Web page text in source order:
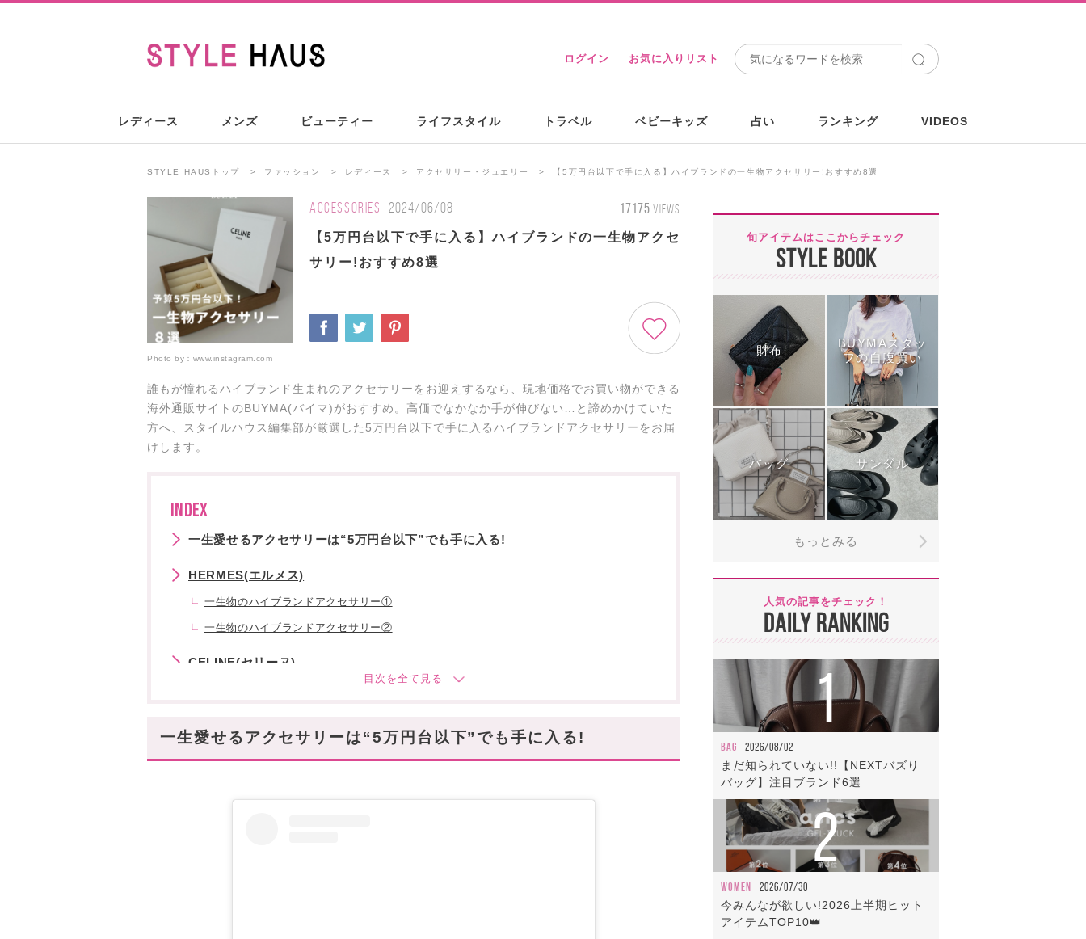
ログイン お気に入りリスト
レディース メンズ ビューティー ライフスタイル トラベル ベビーキッズ 占い ランキング VIDEOS
STYLE HAUSトップ ファッション レディース アクセサリー・ジュエリー 【5万円台以下で手に入る】ハイブランドの一生物アクセサリー!おすすめ8選
ACCESSORIES 2024/06/08 17175 VIEWS
【5万円台以下で手に入る】ハイブランドの一生物アクセ
サリー!おすすめ8選
Photo by： www.instagram.com
誰もが憧れるハイブランド生まれのアクセサリーをお迎えするなら、現地価格でお買い物ができる
海外通販サイトのBUYMA(バイマ)がおすすめ。高価でなかなか手が伸びない…と諦めかけていた
方へ、スタイルハウス編集部が厳選した5万円台以下で手に入るハイブランドアクセサリーをお届
けします。
INDEX
一生愛せるアクセサリーは“5万円台以下”でも手に入る!
HERMES(エルメス)
一生物のハイブランドアクセサリー①
一生物のハイブランドアクセサリー②
CELINE(セリーヌ)
Jil Sander(ジルサンダー)
一生愛せるアクセサリーは“5万円台以下”でも手に入る!
旬アイテムはここからチェック
STYLE BOOK
財布
BUYMAスタッ
フの自腹買い
バッグ サンダル
もっとみる
人気の記事をチェック！
DAILY RANKING
1
BAG 2026/08/02
まだ知られていない!!【NEXTバズり
バッグ】注目ブランド6選
2
WOMEN 2026/07/30
今みんなが欲しい!2026上半期ヒット
アイテムTOP10👑